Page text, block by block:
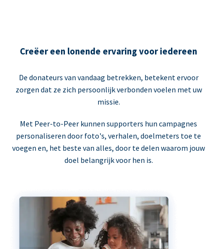
Creëer een lonende ervaring voor iedereen
De donateurs van vandaag betrekken, betekent ervoor
zorgen dat ze zich persoonlijk verbonden voelen met uw
missie.
Met Peer-to-Peer kunnen supporters hun campagnes
personaliseren door foto's, verhalen, doelmeters toe te
voegen en, het beste van alles, door te delen waarom jouw
doel belangrijk voor hen is.